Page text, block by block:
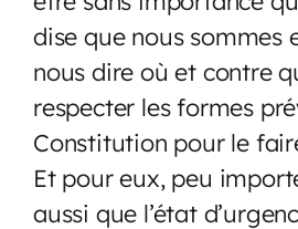
dise que nous sommes
nous dire où et contre
respecter les formes
Constitution pour le
Et pour eux, peu
aussi que l’état